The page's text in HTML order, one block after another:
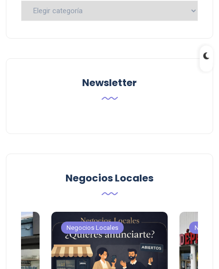
Busca
Newsletter
Negocios Locales
Negocios Locales